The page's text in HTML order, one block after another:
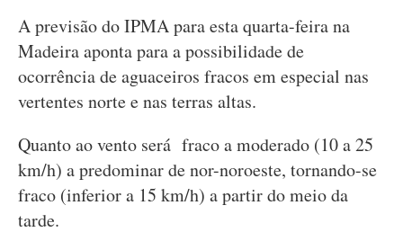
A previsão do IPMA para esta quarta-feira na
Madeira aponta para a possibilidade de
ocorrência de aguaceiros fracos em especial nas
vertentes norte e nas terras altas.
Quanto ao vento será fraco a moderado (10 a 25
km/h) a predominar de nor-noroeste, tornando-se
fraco (inferior a 15 km/h) a partir do meio da
tarde.